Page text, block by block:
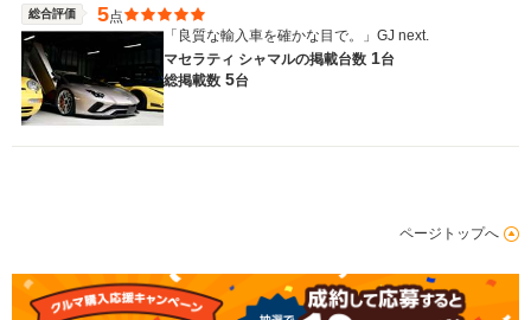
総合評価 5点
「良質な輸入車を確かな目で。」GJ next.
マセラティ シャマルの掲載台数 1台
総掲載数 5台
ページトップへ